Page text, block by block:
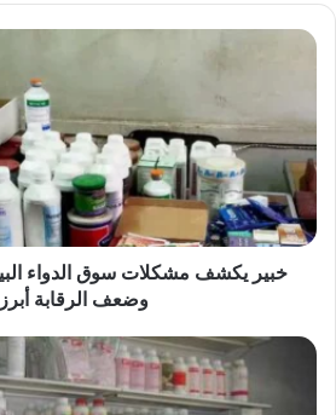
خبير
سوق
الدواء
البيطري..
البارميديكال
وضعف
الرقابة
أبرزهاخبير يكشف مشكلات سوق الدواء
وضعف الرقابة
أيهما